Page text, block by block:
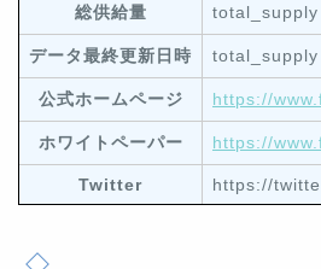
総供給量 total_supply
データ最終更新日時 total_supply
公式ホームページ https://
ホワイトペーパー https://
Twitter https://